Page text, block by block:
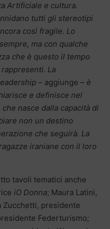
Artificiale e cultura.
tutti gli stereotipi
così fragile. Lo
ma con qualche
che è questo il tempo
La
– aggiunge – è
e definisce nel
nasce dalla capacità di
non un destino
che seguirà. La
iraniane con il loro
tavoli tematici anche
iO Donna; Maura Latini,
Zucchetti, presidente
Federturismo;